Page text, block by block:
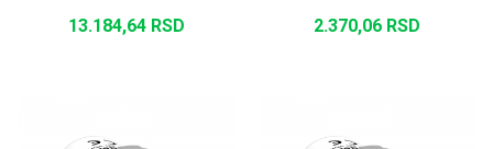
13.184,64 RSD 2.370,06 RSD